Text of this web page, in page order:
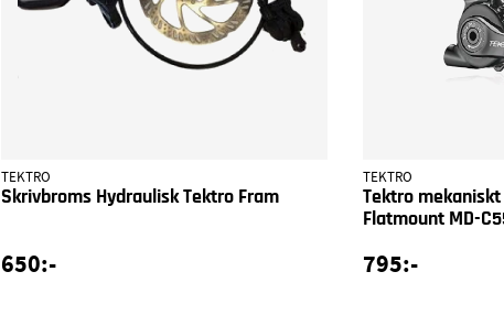
TEKTRO
Skrivbroms Hydraulisk Tektro Fram
650:-
TEKTRO
Tektro
Flatmount MD-
795:-